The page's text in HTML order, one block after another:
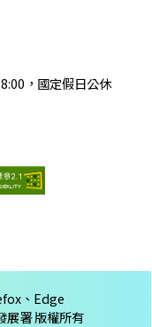
，國定假日公休
、Edge
署 版權所有